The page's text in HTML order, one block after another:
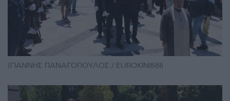
(ΓΙΑΝΝΗΣ ΠΑΝΑΓΟΠΟΥΛΟΣ / EUROKINISSI)